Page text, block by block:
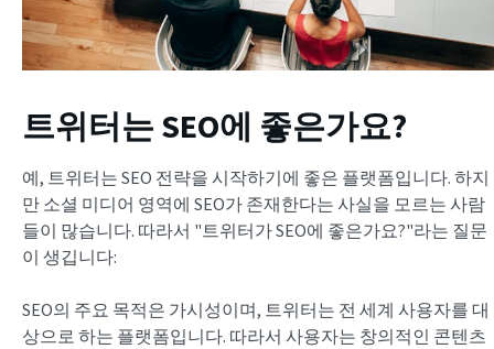
트위터는 SEO에 좋은가요?
예, 트위터는 SEO 전략을 시작하기에 좋은 플랫폼입니다. 하지
만 소셜 미디어 영역에 SEO가 존재한다는 사실을 모르는 사람
들이 많습니다. 따라서 "트위터가 SEO에 좋은가요?"라는 질문
이 생깁니다:
SEO의 주요 목적은 가시성이며, 트위터는 전 세계 사용자를 대
상으로 하는 플랫폼입니다. 따라서 사용자는 창의적인 콘텐츠